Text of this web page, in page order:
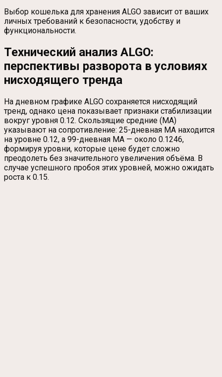
Выбор кошелька для хранения ALGO зависит от ваших
личных требований к безопасности, удобству и
функциональности.
Технический анализ ALGO:
перспективы разворота в условиях
нисходящего тренда
На дневном графике ALGO сохраняется нисходящий
тренд, однако цена показывает признаки стабилизации
вокруг уровня 0.12. Скользящие средние (MA)
указывают на сопротивление: 25-дневная MA находится
на уровне 0.12, а 99-дневная MA — около 0.1246,
формируя уровни, которые цене будет сложно
преодолеть без значительного увеличения объёма. В
случае успешного пробоя этих уровней, можно ожидать
роста к 0.15.